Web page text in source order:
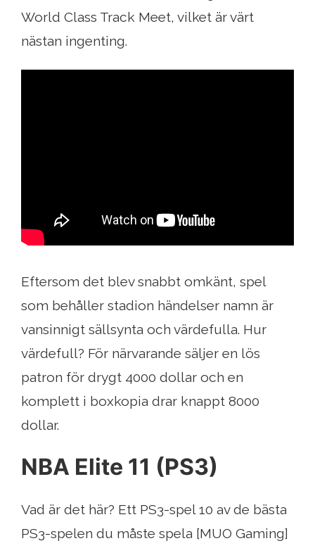
World Class Track Meet, vilket är värt
nästan ingenting.
Eftersom det blev snabbt omkänt, spel
som behåller stadion händelser namn är
vansinnigt sällsynta och värdefulla. Hur
värdefull? För närvarande säljer en lös
patron för drygt 4000 dollar och en
komplett i boxkopia drar knappt 8000
dollar.
NBA Elite 11 (PS3)
Vad är det här? Ett PS3-spel 10 av de bästa
PS3-spelen du måste spela [MUO Gaming]